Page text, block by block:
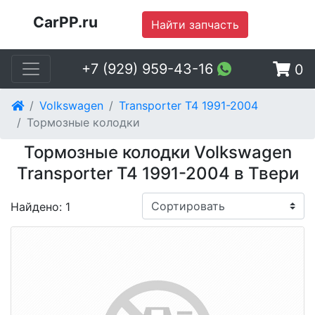
CarPP.ru Найти запчасть
+7 (929) 959-43-16 0
Volkswagen
Transporter T4 1991-2004
Тормозные колодки
Тормозные колодки Volkswagen
Transporter T4 1991-2004 в Твери
Найдено: 1